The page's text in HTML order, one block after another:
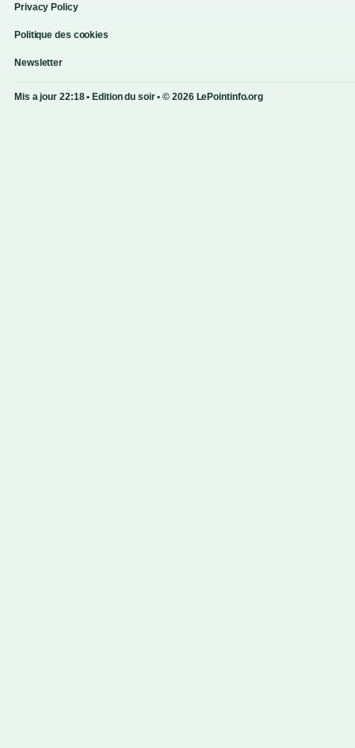
Privacy Policy
Politique des cookies
Newsletter
Mis a jour 22:18 • Edition du soir • © 2026 LePointinfo.org